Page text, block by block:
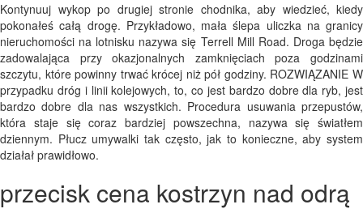
Kontynuuj wykop po drugiej stronie chodnika, aby wiedzieć, kiedy
pokonałeś całą drogę. Przykładowo, mała ślepa uliczka na granicy
nieruchomości na lotnisku nazywa się Terrell Mill Road. Droga będzie
zadowalająca przy okazjonalnych zamknięciach poza godzinami
szczytu, które powinny trwać krócej niż pół godziny. ROZWIĄZANIE W
przypadku dróg i linii kolejowych, to, co jest bardzo dobre dla ryb, jest
bardzo dobre dla nas wszystkich. Procedura usuwania przepustów,
która staje się coraz bardziej powszechna, nazywa się światłem
dziennym. Płucz umywalki tak często, jak to konieczne, aby system
działał prawidłowo.
przecisk cena kostrzyn nad odrą